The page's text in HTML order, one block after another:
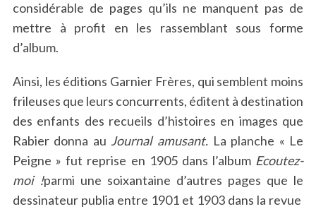
considérable de pages qu’ils ne manquent pas de
mettre à profit en les rassemblant sous forme
d’album.
Ainsi, les éditions Garnier Frères, qui semblent moins
frileuses que leurs concurrents, éditent à destination
des enfants des recueils d’histoires en images que
Rabier donna au Journal amusant. La planche « Le
Peigne » fut reprise en 1905 dans l’album Ecoutez-
moi !parmi une soixantaine d’autres pages que le
dessinateur publia entre 1901 et 1903 dans la revue